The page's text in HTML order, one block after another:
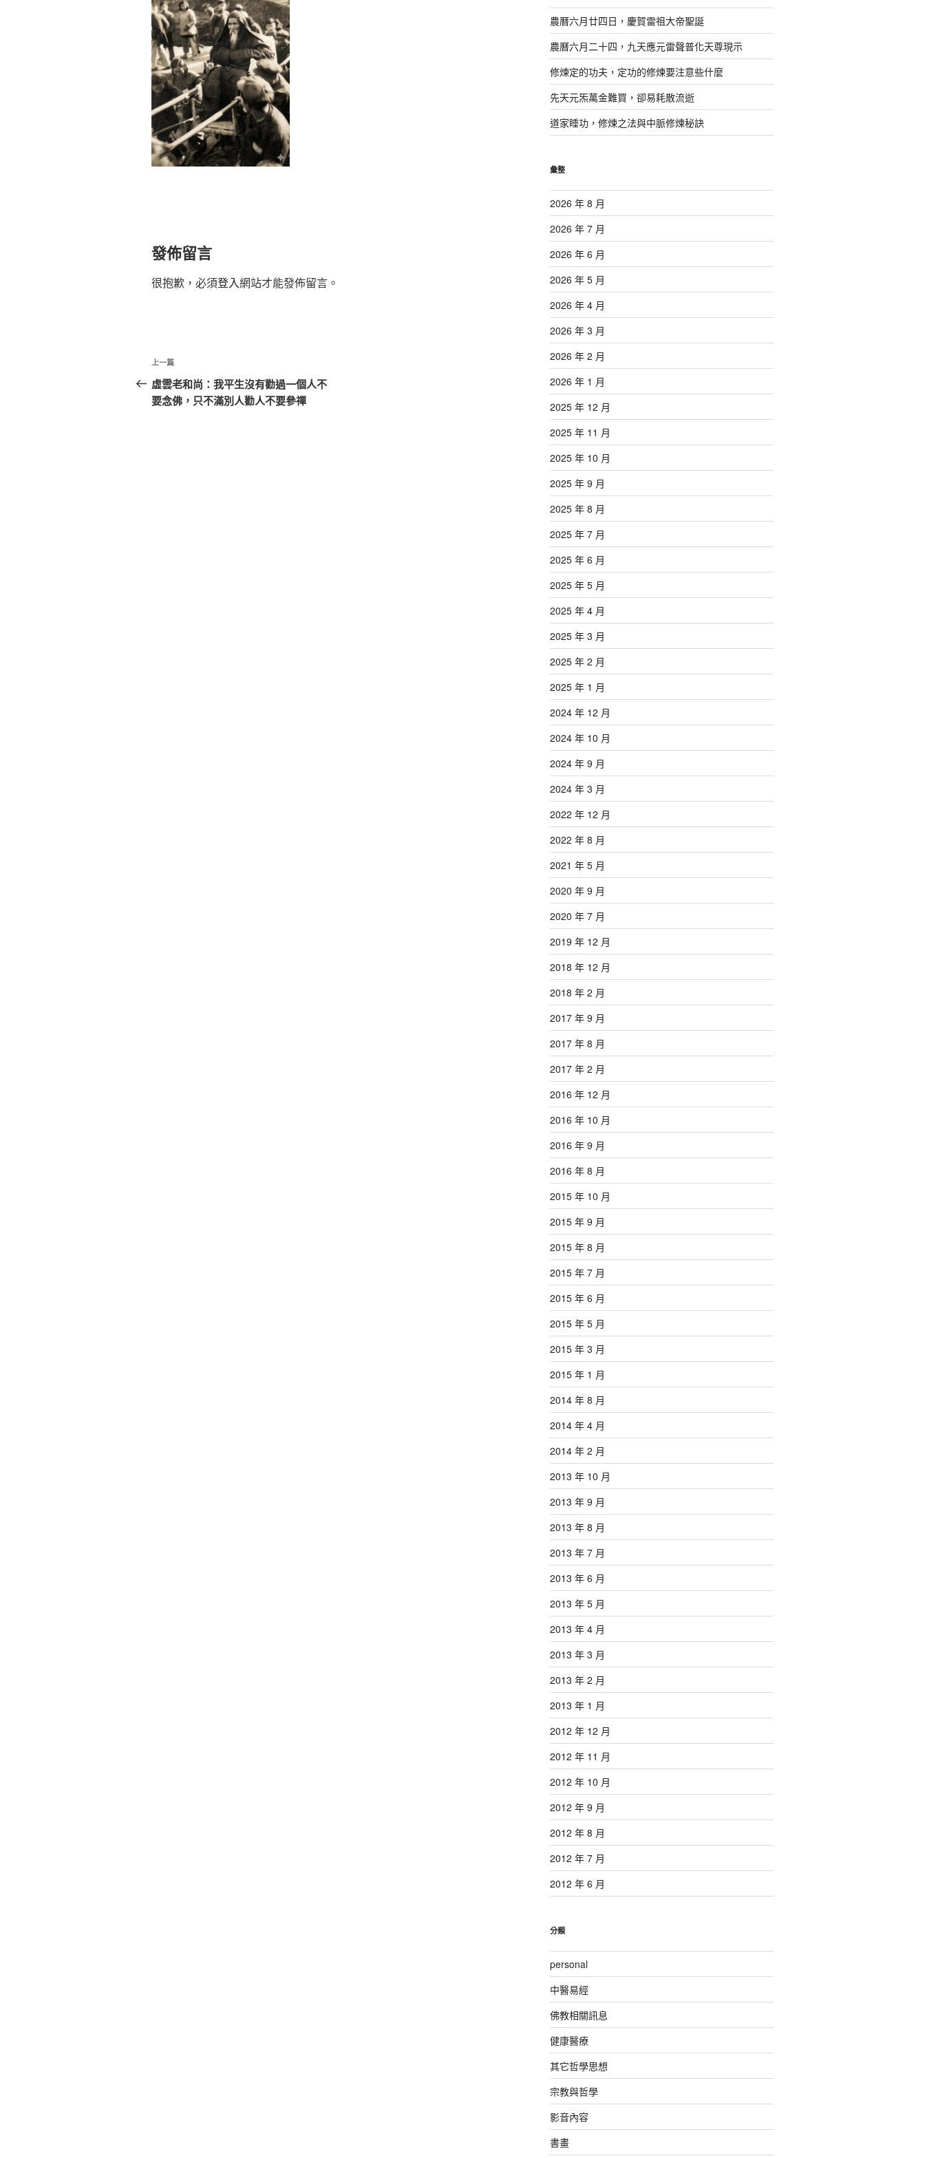
發佈留言
很抱歉，必須登入網站才能發佈留言。
文
章
導
上
一
篇
上一篇
虛雲老和尚：我平生沒有勸過一個人不
要念佛，只不滿別人勸人不要參禪
農曆六月廿四日，慶賀雷祖大帝聖誕
農曆六月二十四，九天應元雷聲普化天尊現示
修煉定的功夫，定功的修煉要注意些什麼
先天元炁萬金難買，卻易耗散流逝
道家睡功，修煉之法與中脈修煉秘訣
彙整
2026 年 8 月
2026 年 7 月
2026 年 6 月
2026 年 5 月
2026 年 4 月
2026 年 3 月
2026 年 2 月
2026 年 1 月
2025 年 12 月
2025 年 11 月
2025 年 10 月
2025 年 9 月
2025 年 8 月
2025 年 7 月
2025 年 6 月
2025 年 5 月
2025 年 4 月
2025 年 3 月
2025 年 2 月
2025 年 1 月
2024 年 12 月
2024 年 10 月
2024 年 9 月
2024 年 3 月
2022 年 12 月
2022 年 8 月
2021 年 5 月
2020 年 9 月
2020 年 7 月
2019 年 12 月
2018 年 12 月
2018 年 2 月
2017 年 9 月
2017 年 8 月
2017 年 2 月
2016 年 12 月
2016 年 10 月
2016 年 9 月
2016 年 8 月
2015 年 10 月
2015 年 9 月
2015 年 8 月
2015 年 7 月
2015 年 6 月
2015 年 5 月
2015 年 3 月
2015 年 1 月
2014 年 8 月
2014 年 4 月
2014 年 2 月
2013 年 10 月
2013 年 9 月
2013 年 8 月
2013 年 7 月
2013 年 6 月
2013 年 5 月
2013 年 4 月
2013 年 3 月
2013 年 2 月
2013 年 1 月
2012 年 12 月
2012 年 11 月
2012 年 10 月
2012 年 9 月
2012 年 8 月
2012 年 7 月
2012 年 6 月
分類
personal
中醫易經
佛教相關訊息
健康醫療
其它哲學思想
宗教與哲學
影音內容
書畫